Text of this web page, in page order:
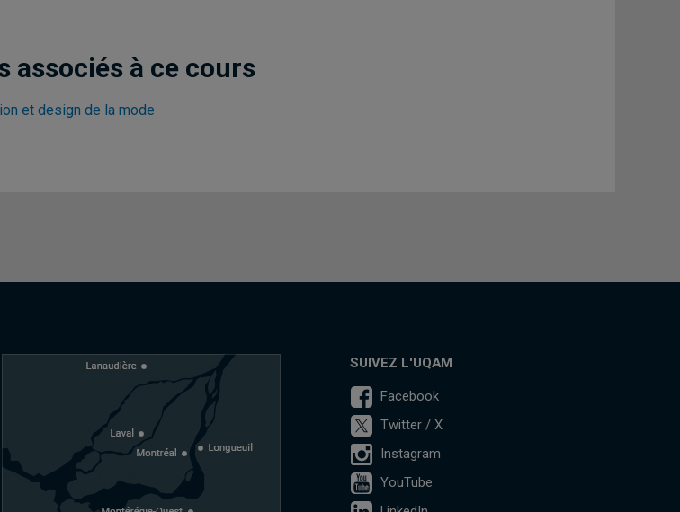
associés à ce cours
et design de la mode
SUIVEZ L'UQAM
Facebook
Twitter / X
Instagram
YouTube